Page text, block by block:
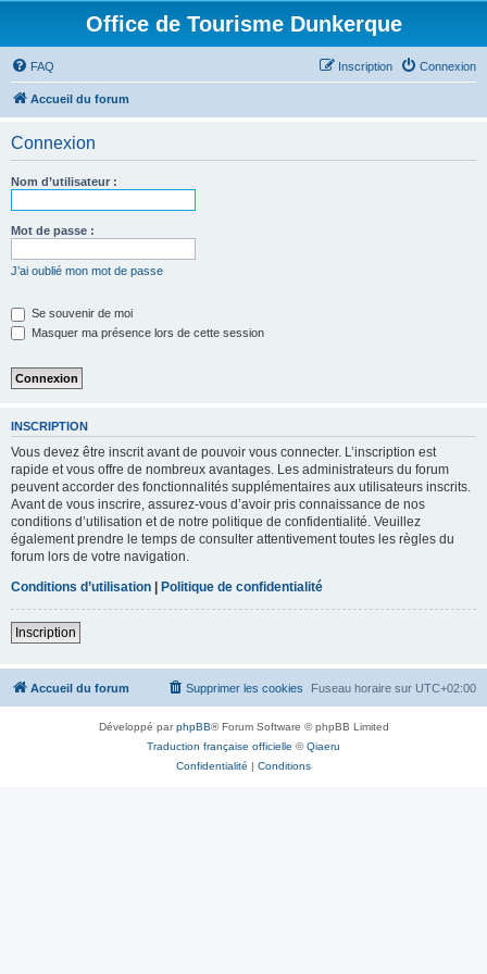
Office de Tourisme Dunkerque
FAQ Connexion
Inscription
Accueil du forum
Connexion
Nom d’utilisateur :
Mot de passe :
J’ai oublié mon mot de passe
Se souvenir de moi
Masquer ma présence lors de cette session
INSCRIPTION
Vous devez être inscrit avant de pouvoir vous connecter. L’inscription est
rapide et vous offre de nombreux avantages. Les administrateurs du forum
peuvent accorder des fonctionnalités supplémentaires aux utilisateurs inscrits.
Avant de vous inscrire, assurez-vous d’avoir pris connaissance de nos
conditions d’utilisation et de notre politique de confidentialité. Veuillez
également prendre le temps de consulter attentivement toutes les règles du
forum lors de votre navigation.
Conditions d’utilisation | Politique de confidentialité
Inscription
Accueil du forum Fuseau horaire sur UTC+02:00
Supprimer les cookies
Développé parphpBB® Forum Software © phpBB Limited
Traduction française officielle ©Qiaeru
Confidentialité | Conditions